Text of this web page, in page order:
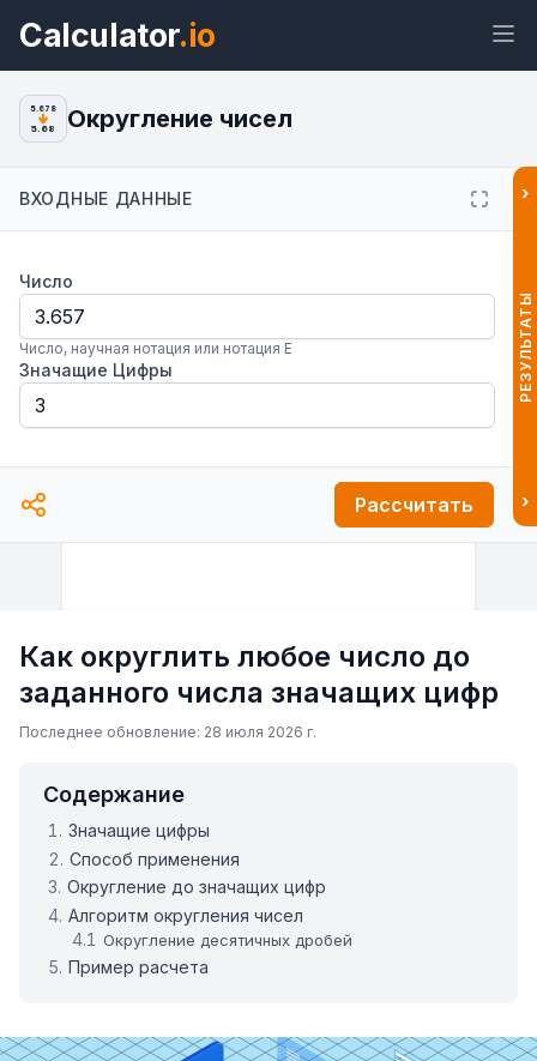
Calculator.io
Виджет
5.678
5.68 Округление чисел
ВХОДНЫЕ ДАННЫЕ
Число
Число, научная нотация или нотация E
Значащие Цифры
Рассчитать
›
РЕЗУЛЬТАТЫ
›
Как округлить любое число до
заданного числа значащих цифр
Последнее обновление: 28 июля 2026 г.
Содержание
Значащие цифры
Способ применения
Округление до значащих цифр
Алгоритм округления чисел
Округление десятичных дробей
Пример расчета